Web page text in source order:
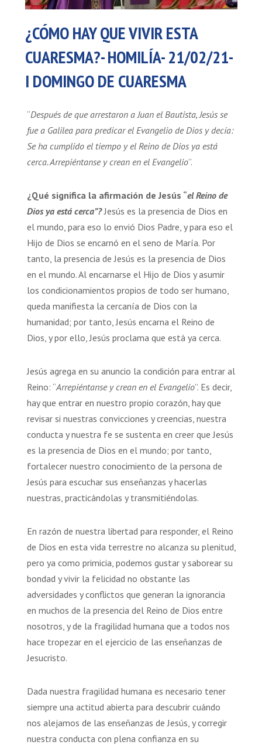
¿CÓMO HAY QUE VIVIR ESTA
CUARESMA?- HOMILÍA- 21/02/21-
I DOMINGO DE CUARESMA
“Después de que arrestaron a Juan el Bautista, Jesús se
fue a Galilea para predicar el Evangelio de Dios y decía:
Se ha cumplido el tiempo y el Reino de Dios ya está
cerca. Arrepiéntanse y crean en el Evangelio”.
¿Qué significa la afirmación de Jesús “el Reino de
Dios ya está cerca”?Jesús es la presencia de Dios en
el mundo, para eso lo envió Dios Padre, y para eso el
Hijo de Dios se encarnó en el seno de María. Por
tanto, la presencia de Jesús es la presencia de Dios
en el mundo. Al encarnarse el Hijo de Dios y asumir
los condicionamientos propios de todo ser humano,
queda manifiesta la cercanía de Dios con la
humanidad; por tanto, Jesús encarna el Reino de
Dios, y por ello, Jesús proclama que está ya cerca.
Jesús agrega en su anuncio la condición para entrar al
Reino: “Arrepiéntanse y crean en el Evangelio”. Es decir,
hay que entrar en nuestro propio corazón, hay que
revisar si nuestras convicciones y creencias, nuestra
conducta y nuestra fe se sustenta en creer que Jesús
es la presencia de Dios en el mundo; por tanto,
fortalecer nuestro conocimiento de la persona de
Jesús para escuchar sus enseñanzas y hacerlas
nuestras, practicándolas y transmitiéndolas.
En razón de nuestra libertad para responder, el Reino
de Dios en esta vida terrestre no alcanza su plenitud,
pero ya como primicia, podemos gustar y saborear su
bondad y vivir la felicidad no obstante las
adversidades y conflictos que generan la ignorancia
en muchos de la presencia del Reino de Dios entre
nosotros, y de la fragilidad humana que a todos nos
hace tropezar en el ejercicio de las enseñanzas de
Jesucristo.
Dada nuestra fragilidad humana es necesario tener
siempre una actitud abierta para descubrir cuándo
nos alejamos de las enseñanzas de Jesús, y corregir
nuestra conducta con plena confianza en su